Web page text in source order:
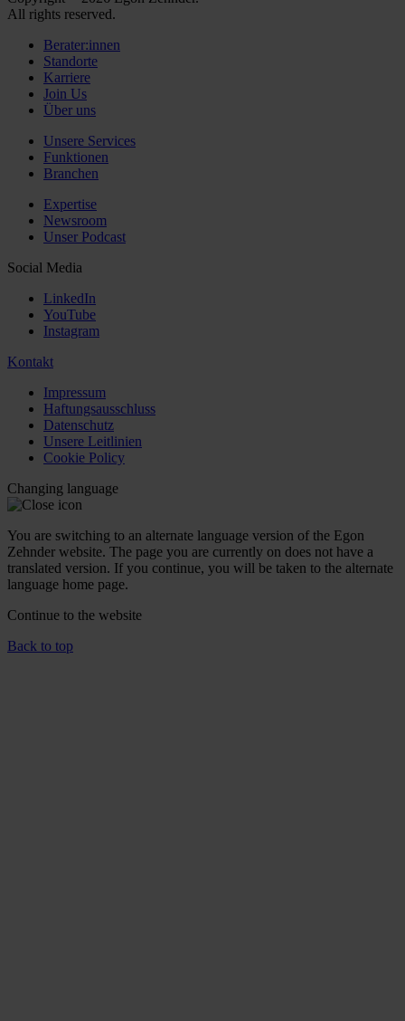
All rights reserved.
Berater:innen
Standorte
Karriere
Join Us
Über uns
Unsere Services
Funktionen
Branchen
Expertise
Newsroom
Unser Podcast
Social Media
LinkedIn
YouTube
Instagram
Kontakt
Impressum
Haftungsausschluss
Datenschutz
Unsere Leitlinien
Cookie Policy
Changing language
You are switching to an alternate language version of the Egon
Zehnder website. The page you are currently on does not have a
translated version. If you continue, you will be taken to the alternate
language home page.
Continue to the website
Back to top